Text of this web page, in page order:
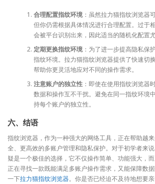
合理配置指纹环境：虽然拉力猫指纹浏览器
但你仍需根据具体情况进行合理配置。过于
会被平台识别出来，因此适当的随机化配置尤
定期更换指纹环境：为了进一步提高隐私保
指纹环境。拉力猫指纹浏览器提供了快速切
帮助你更灵活地应对不同的操作需求。
注意账户的独立性：即使在使用指纹浏览器
数据和操作互不干扰。避免在同一指纹环境
持每个账户的独立性。
六、结语
指纹浏览器，作为一种强大的网络工具，正在帮助越
全、更高效的多账户管理和隐私保护。对于初学者来
疑是一个极佳的选择，它不仅操作简单、功能强大，
正在寻找一款既能满足多账户操作需求，又能保障数
一下拉力猫指纹浏览器。你是否已经迫不及待地想要